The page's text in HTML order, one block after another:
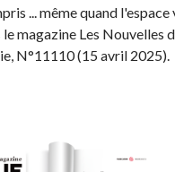
... même quand l'espace
magazine Les Nouvelles
N°11110 (15 avril 2025).